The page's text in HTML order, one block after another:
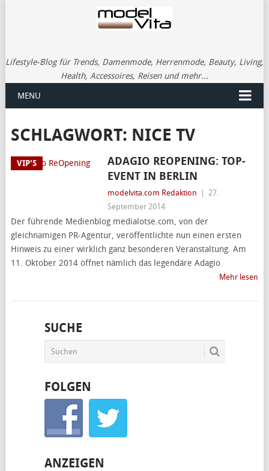
Lifestyle-Blog für Trends, Damenmode, Herrenmode, Beauty, Living,
Health, Accessoires, Reisen und mehr...
MENU
SCHLAGWORT: NICE TV
VIP'S
ADAGIO REOPENING: TOP-
EVENT IN BERLIN
modelvita.com Redaktion
27.
September 2014
Der führende Medienblog medialotse.com, von der
gleichnamigen PR-Agentur, veröffentlichte nun einen ersten
Hinweis zu einer wirklich ganz besonderen Veranstaltung. Am
11. Oktober 2014 öffnet nämlich das legendäre Adagio
Mehr lesen
SUCHE
FOLGEN
ANZEIGEN